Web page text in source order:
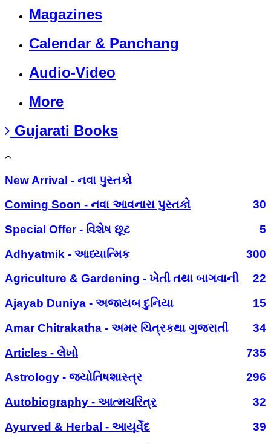
Magazines
Calendar & Panchang
Audio-Video
More
Gujarati Books
New Arrival - નવા પુસ્તકો
Coming Soon - નવા આવનારા પુસ્તકો
30
Special Offer - વિશેષ છૂટ
5
Adhyatmik - આધ્યાત્મિક
300
Agriculture & Gardening - ખેતી તથા બાગવાની
22
Ajayab Duniya - અજાયબ દુનિયા
15
Amar Chitrakatha - અમર ચિત્રકથા ગુજરાતી
34
Articles - લેખો
735
Astrology - જ્યોતિષશાસ્ત્ર
296
Autobiography - આત્મચરિત્ર
32
Ayurved & Herbal - આયૂર્વેદ
39